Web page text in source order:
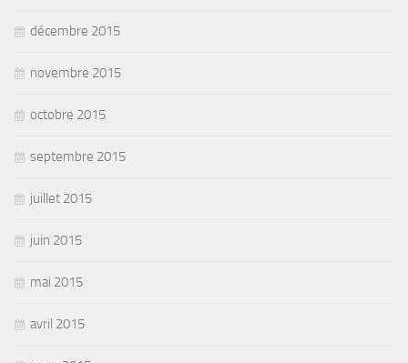
décembre 2015
novembre 2015
octobre 2015
septembre 2015
juillet 2015
juin 2015
mai 2015
avril 2015